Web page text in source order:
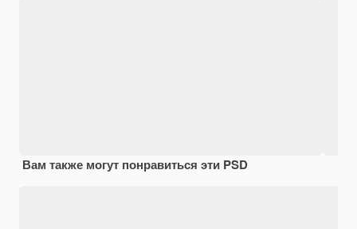
Вам также могут понравиться эти PSD